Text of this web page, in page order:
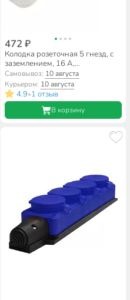
472 ₽
Колодка розеточная 5 гнезд, с
заземлением, 16 А,
выключатель, General Lighting
Systems, Easy GSB-16-5-G-S-
IP20, 470060
Самовывоз: 10 августа
Курьером: 10 августа
4.9•1 отзыв
В корзину